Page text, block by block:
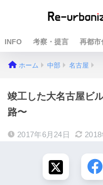
INFO 考察・提言 再都市
ホーム 中部 名古屋
竣工した大名古屋ビ
路〜
2017年6月24日